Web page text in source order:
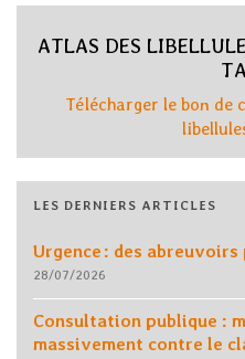
ATLAS DES
Télécharger le bon de
LES DERNIERS ARTICLES
Urgence : des
28/07/2026
Consultation publique :
massivement contre le